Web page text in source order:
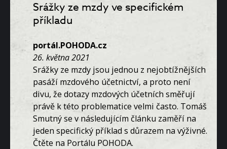
Srážky ze mzdy ve specifickém
příkladu
portál.POHODA.cz
26. května 2021
Srážky ze mzdy jsou jednou z nejobtížnějších
pasáží mzdového účetnictví, a proto není
divu, že dotazy mzdových účetních směřují
právě k této problematice velmi často. Tomáš
Smutný se v následujícím článku zaměří na
jeden specifický příklad s důrazem na výživné.
Čtěte na Portálu POHODA.